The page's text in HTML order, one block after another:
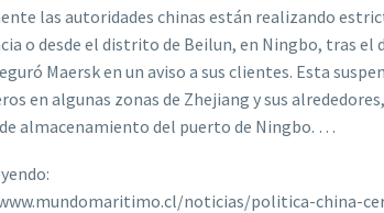
las autoridades chinas están realizando
o desde el distrito de Beilun, en Ningbo, tras el
Maersk en un aviso a sus clientes. Esta
en algunas zonas de Zhejiang y sus
almacenamiento del puerto de Ningbo. …
noticias/politica-china-